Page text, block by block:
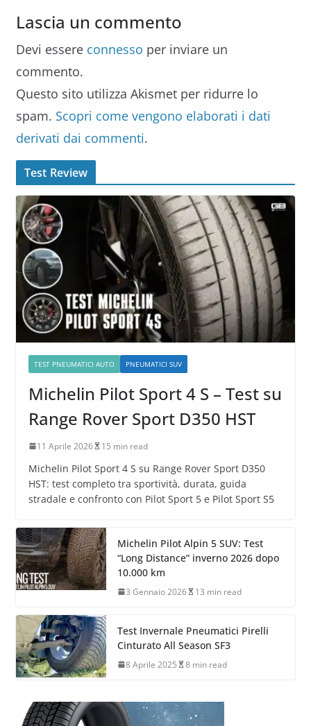
Lascia un commento
Devi essere connesso per inviare un
commento.
Questo sito utilizza Akismet per ridurre lo
spam. Scopri come vengono elaborati i dati
derivati dai commenti.
Test Review
TEST PNEUMATICI AUTO PNEUMATICI SUV
Michelin Pilot Sport 4 S – Test su
Range Rover Sport D350 HST
11 Aprile 2026 15 min read
Michelin Pilot Sport 4 S su Range Rover Sport D350
HST: test completo tra sportività, durata, guida
stradale e confronto con Pilot Sport 5 e Pilot Sport S5
Michelin Pilot Alpin 5 SUV: Test
“Long Distance” inverno 2026 dopo
10.000 km
3 Gennaio 2026 13 min read
Test Invernale Pneumatici Pirelli
Cinturato All Season SF3
8 Aprile 2025 8 min read